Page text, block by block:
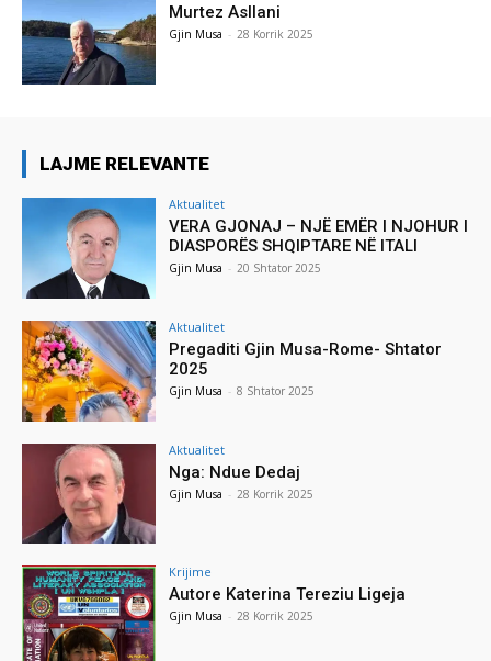
Murtez Asllani
Gjin Musa - 28 Korrik 2025
LAJME RELEVANTE
Aktualitet
VERA GJONAJ – NJË EMËR I NJOHUR I
DIASPORËS SHQIPTARE NË ITALI
Gjin Musa - 20 Shtator 2025
Aktualitet
Pregaditi Gjin Musa-Rome- Shtator
2025
Gjin Musa - 8 Shtator 2025
Aktualitet
Nga: Ndue Dedaj
Gjin Musa - 28 Korrik 2025
Krijime
Autore Katerina Tereziu Ligeja
Gjin Musa - 28 Korrik 2025